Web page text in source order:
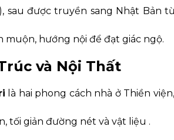
sau được truyền sang Nhật Bản
muộn, hướng nội để đạt giác ngộ.
và Nội Thất
là hai phong cách nhà ở Thiền
tối giản đường nét và vật liệu .